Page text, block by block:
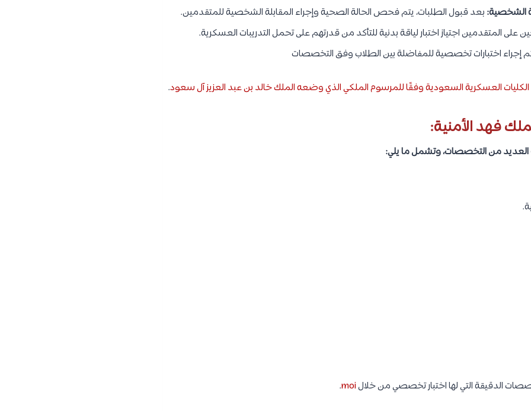
الشخصية: بعد قبول الطلبات، يتم فحص الحالة الصحية وإجراء المقابلة الشخصية للمتقدمين.
على المتقدمين اجتياز اختبار لياقة بدنية للتأكد من قدرتهم على تحمل التدريبات العسكرية.
إجراء اختبارات تخصصية للمفاضلة بين الطلاب وفق التخصصات
العسكرية السعودية وفقًا للمرسوم الملكي الذي وضعه الملك خالد بن عبد العزيز آل سعود.
فهد الأمنية:
العديد من التخصصات، وتشمل ما يلي:
الدقيقة التي لها اختبار تخصصي من خلالmoi
.